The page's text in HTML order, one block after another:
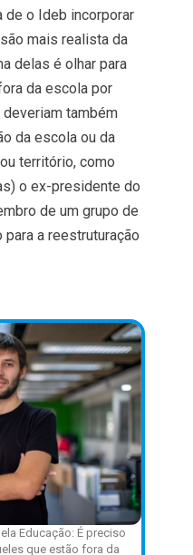
de o Ideb incorporar
mais realista da
delas é olhar para
da escola por
também
da escola ou da
território, como
o ex-presidente do
de um grupo de
a reestruturação
Educação: É preciso
que estão fora da